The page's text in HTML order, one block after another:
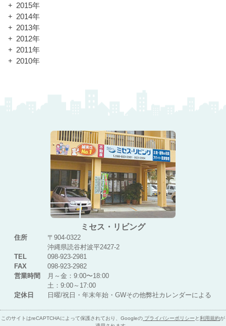
2015年
2014年
2013年
2012年
2011年
2010年
ミセス・リビング
住所
〒904-0322
沖縄県読谷村波平2427-2
TEL
098-923-2981
FAX
098-923-2982
営業時間
月～金：9:00〜18:00
土：9:00～17:00
定休日
日曜/祝日・年末年始・GWその他弊社カレンダーによる
このサイトはreCAPTCHAによって保護されており、Googleの プライバシーポリシーと利用規約が